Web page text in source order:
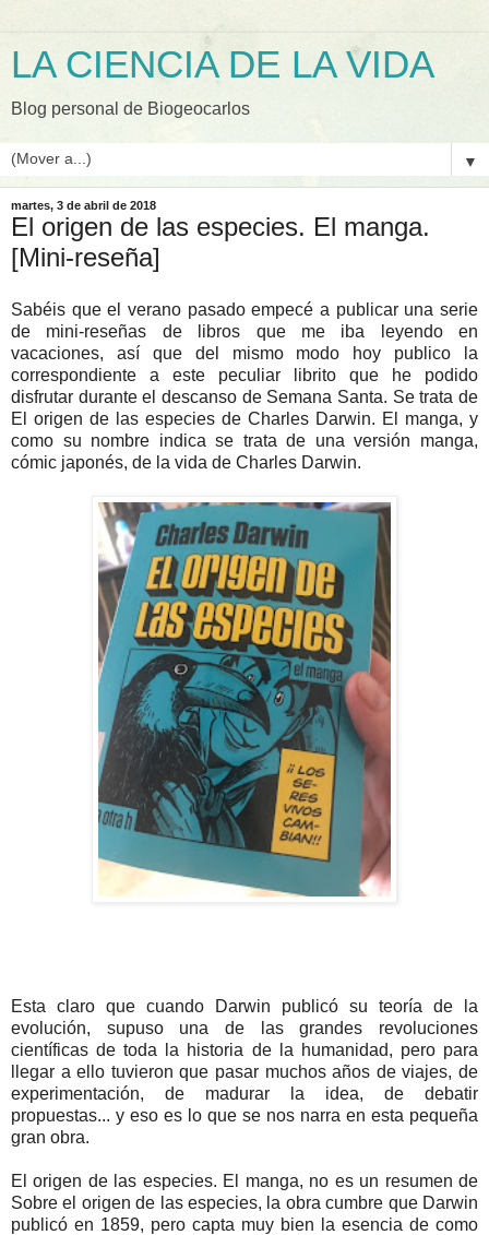
LA CIENCIA DE LA VIDA
Blog personal de Biogeocarlos
▼
martes, 3 de abril de 2018
El origen de las especies. El manga.
[Mini-reseña]
Sabéis que el verano pasado empecé a publicar una serie
de mini-reseñas de libros que me iba leyendo en
vacaciones, así que del mismo modo hoy publico la
correspondiente a este peculiar librito que he podido
disfrutar durante el descanso de Semana Santa. Se trata de
El origen de las especies de Charles Darwin. El manga, y
como su nombre indica se trata de una versión manga,
cómic japonés, de la vida de Charles Darwin.
Esta claro que cuando Darwin publicó su teoría de la
evolución, supuso una de las grandes revoluciones
científicas de toda la historia de la humanidad, pero para
llegar a ello tuvieron que pasar muchos años de viajes, de
experimentación, de madurar la idea, de debatir
propuestas... y eso es lo que se nos narra en esta pequeña
gran obra.
El origen de las especies. El manga, no es un resumen de
Sobre el origen de las especies, la obra cumbre que Darwin
publicó en 1859, pero capta muy bien la esencia de como